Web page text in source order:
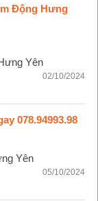
Động Hưng
Yên
02/10/2024
078.94993.98
Yên
05/10/2024